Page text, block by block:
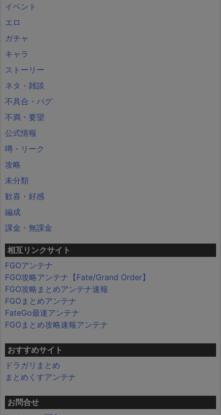
イベント
エロ
ガチャ
キャラ
ストーリー
ネタ・雑談
不具合・バグ
不満・要望
公式情報
噂・リーク
攻略
未分類
歓喜・好感
編成
課金・無課金
相互リンクサイト
FGOアンテナ
FGO攻略アンテナ【Fate/Grand Order】
FGO攻略まとめアンテナ速報
FGOまとめアンテナ
FateGo最速アンテナ
FGOまとめ攻略速報アンテナ
おすすめサイト
ドラガリまとめ
まとめくすアンテナ
お問合せ